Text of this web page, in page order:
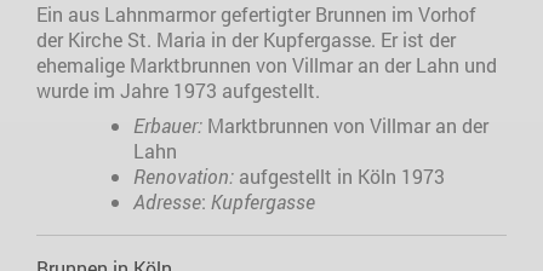
Ein aus Lahnmarmor gefertigter Brunnen im Vorhof
der Kirche St. Maria in der Kupfergasse. Er ist der
ehemalige Marktbrunnen von Villmar an der Lahn und
wurde im Jahre 1973 aufgestellt.
Erbauer: Marktbrunnen von Villmar an der
Lahn
Renovation: aufgestellt in Köln 1973
Adresse: Kupfergasse